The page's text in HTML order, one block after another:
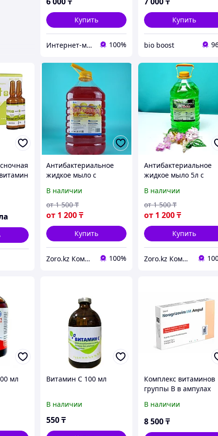
Купить
Интернет-магазин "Лимонный островок" 100%
Купить
bio boost
Антибактериальное
жидкое мыло с
комплексом с
витаминами C, D, E 5
литров. HML-01C
В наличии
от 1 200₸
от 1 500 ₸
Купить
Zoro.kz Компаниясы 100%
Антибактериальное
жидкое мыло 5л с
комплексом с
витаминами C, D, E.
HML-01X
В наличии
от 1 200₸
от 1 500 ₸
Купить
Zoro.kz Компаниясы
мл Витамин С 100 мл
В наличии
550₸
Комплекс витаминов
группы B в ампулах
(Норогризовим),
раствор для инъекций,
10 ампул
В наличии
8 500₸